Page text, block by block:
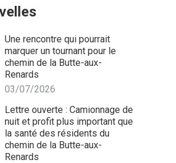
Une rencontre qui pourrait
marquer un tournant pour le
chemin de la Butte-aux-
Renards
03/07/2026
Lettre ouverte : Camionnage de
nuit et profit plus important que
la santé des résidents du
chemin de la Butte-aux-
Renards